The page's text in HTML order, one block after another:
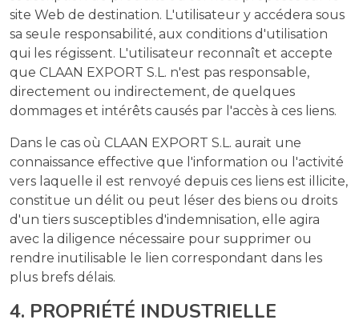
site Web de destination. L'utilisateur y accédera sous
sa seule responsabilité, aux conditions d'utilisation
qui les régissent. L'utilisateur reconnaît et accepte
que CLAAN EXPORT S.L. n'est pas responsable,
directement ou indirectement, de quelques
dommages et intérêts causés par l'accès à ces liens.
Dans le cas où CLAAN EXPORT S.L. aurait une
connaissance effective que l'information ou l'activité
vers laquelle il est renvoyé depuis ces liens est illicite,
constitue un délit ou peut léser des biens ou droits
d'un tiers susceptibles d'indemnisation, elle agira
avec la diligence nécessaire pour supprimer ou
rendre inutilisable le lien correspondant dans les
plus brefs délais.
4. PROPRIÉTÉ INDUSTRIELLE